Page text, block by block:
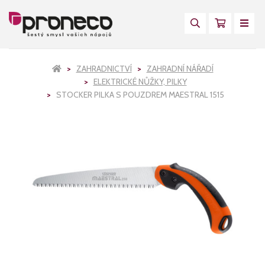
ZAHRADNICTVÍ
ZAHRADNÍ NÁŘADÍ
ELEKTRICKÉ NŮŽKY, PILKY
STOCKER PILKA S POUZDREM MAESTRAL 1515